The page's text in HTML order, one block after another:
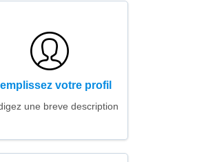
votre profil
une breve description